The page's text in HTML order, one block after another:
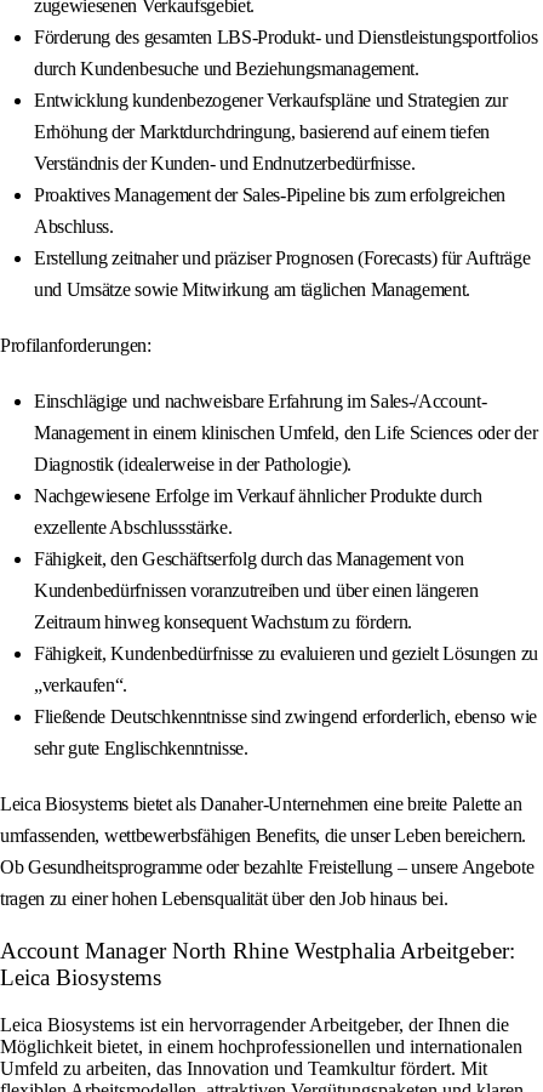
zugewiesenen Verkaufsgebiet.
Förderung des gesamten LBS-Produkt- und Dienstleistungsportfolios
durch Kundenbesuche und Beziehungsmanagement.
Entwicklung kundenbezogener Verkaufspläne und Strategien zur
Erhöhung der Marktdurchdringung, basierend auf einem tiefen
Verständnis der Kunden- und Endnutzerbedürfnisse.
Proaktives Management der Sales-Pipeline bis zum erfolgreichen
Abschluss.
Erstellung zeitnaher und präziser Prognosen (Forecasts) für Aufträge
und Umsätze sowie Mitwirkung am täglichen Management.
Profilanforderungen:
Einschlägige und nachweisbare Erfahrung im Sales-/Account-
Management in einem klinischen Umfeld, den Life Sciences oder der
Diagnostik (idealerweise in der Pathologie).
Nachgewiesene Erfolge im Verkauf ähnlicher Produkte durch
exzellente Abschlussstärke.
Fähigkeit, den Geschäftserfolg durch das Management von
Kundenbedürfnissen voranzutreiben und über einen längeren
Zeitraum hinweg konsequent Wachstum zu fördern.
Fähigkeit, Kundenbedürfnisse zu evaluieren und gezielt Lösungen zu
„verkaufen“.
Fließende Deutschkenntnisse sind zwingend erforderlich, ebenso wie
sehr gute Englischkenntnisse.
Leica Biosystems bietet als Danaher-Unternehmen eine breite Palette an
umfassenden, wettbewerbsfähigen Benefits, die unser Leben bereichern.
Ob Gesundheitsprogramme oder bezahlte Freistellung – unsere Angebote
tragen zu einer hohen Lebensqualität über den Job hinaus bei.
Account Manager North Rhine Westphalia Arbeitgeber:
Leica Biosystems
Leica Biosystems ist ein hervorragender Arbeitgeber, der Ihnen die
Möglichkeit bietet, in einem hochprofessionellen und internationalen
Umfeld zu arbeiten, das Innovation und Teamkultur fördert. Mit